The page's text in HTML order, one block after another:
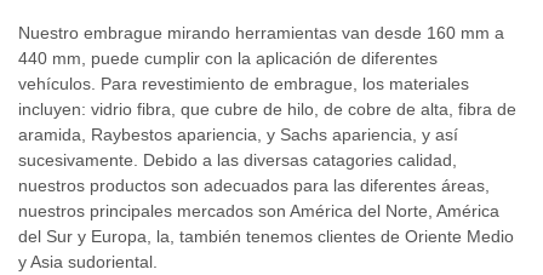
Nuestro embrague mirando herramientas van desde 160 mm a
440 mm, puede cumplir con la aplicación de diferentes
vehículos. Para revestimiento de embrague, los materiales
incluyen: vidrio fibra, que cubre de hilo, de cobre de alta, fibra de
aramida, Raybestos apariencia, y Sachs apariencia, y así
sucesivamente. Debido a las diversas catagories calidad,
nuestros productos son adecuados para las diferentes áreas,
nuestros principales mercados son América del Norte, América
del Sur y Europa, la, también tenemos clientes de Oriente Medio
y Asia sudoriental.